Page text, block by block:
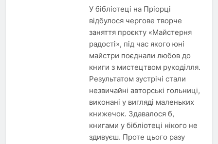
У бібліотеці на Пріорці
відбулося чергове творче
заняття проєкту «Майстерня
радості», під час якого юні
майстри поєднали любов до
книги з мистецтвом рукоділля.
Результатом зустрічі стали
незвичайні авторські гольниці,
виконані у вигляді маленьких
книжечок. Здавалося б,
книгами у бібліотеці нікого не
здивуєш. Проте цього разу